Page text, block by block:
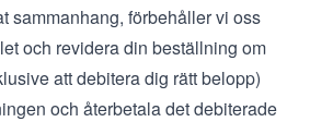
sammanhang, förbehåller vi oss
och revidera din beställning om
att debitera dig rätt belopp)
och återbetala det debiterade